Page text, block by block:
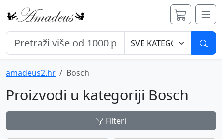
amadeus2.hr Bosch
Proizvodi u kategoriji Bosch
Filteri